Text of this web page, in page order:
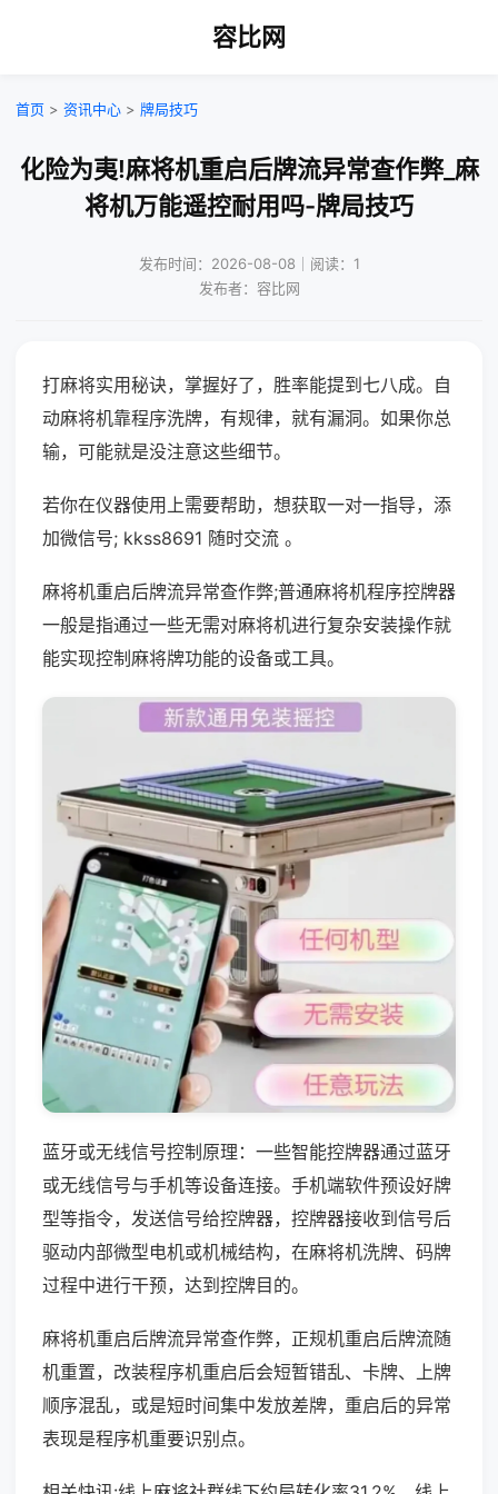
容比网
首页 > 资讯中心 > 牌局技巧
化险为夷!麻将机重启后牌流异常查作弊_麻
将机万能遥控耐用吗-牌局技巧
发布时间：2026-08-08｜阅读：1
发布者：容比网
打麻将实用秘诀，掌握好了，胜率能提到七八成。自
动麻将机靠程序洗牌，有规律，就有漏洞。如果你总
输，可能就是没注意这些细节。
若你在仪器使用上需要帮助，想获取一对一指导，添
加微信号; kkss8691 随时交流 。
麻将机重启后牌流异常查作弊;普通麻将机程序控牌器
一般是指通过一些无需对麻将机进行复杂安装操作就
能实现控制麻将牌功能的设备或工具。
蓝牙或无线信号控制原理：一些智能控牌器通过蓝牙
或无线信号与手机等设备连接。手机端软件预设好牌
型等指令，发送信号给控牌器，控牌器接收到信号后
驱动内部微型电机或机械结构，在麻将机洗牌、码牌
过程中进行干预，达到控牌目的。
麻将机重启后牌流异常查作弊，正规机重启后牌流随
机重置，改装程序机重启后会短暂错乱、卡牌、上牌
顺序混乱，或是短时间集中发放差牌，重启后的异常
表现是程序机重要识别点。